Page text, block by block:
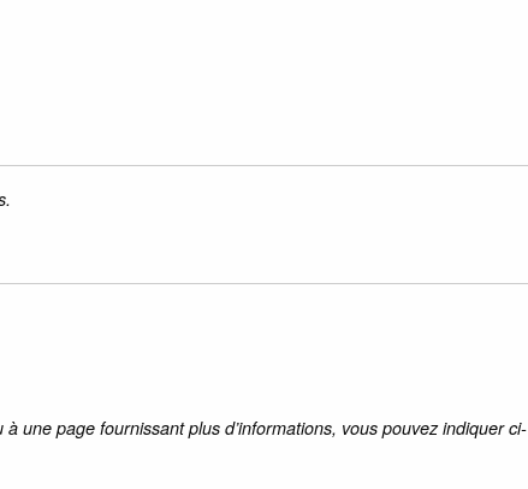
une page fournissant plus d’informations, vous pouvez indiquer ci-